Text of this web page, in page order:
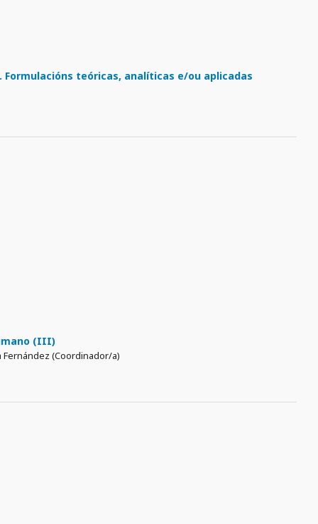
teóricas, analíticas e/ou aplicadas
(III)
Fernández (Coordinador/a)